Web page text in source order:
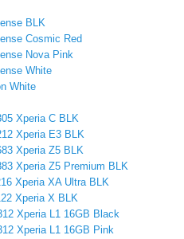
BLK
Cosmic Red
Nova Pink
White
White
Xperia C BLK
Xperia E3 BLK
Xperia Z5 BLK
Xperia Z5 Premium BLK
Xperia XA Ultra BLK
Xperia X BLK
Xperia L1 16GB Black
Xperia L1 16GB Pink